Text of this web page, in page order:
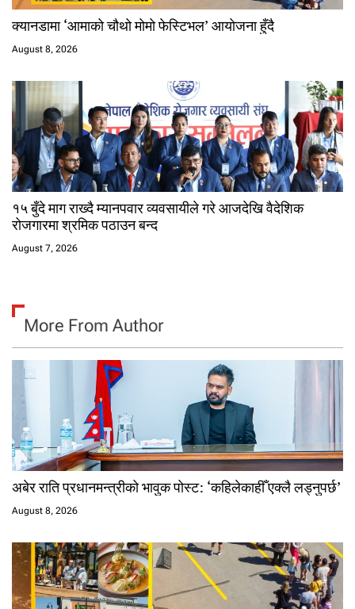
क्यानडामा ‘आमाको चौथो मोमो फेस्टिभल’ आयोजना हुँदै
August 8, 2026
१५ बुँदे माग राख्दै म्यानपवार व्यवसायीले गरे आजदेखि वैदेशिक
रोजगारमा श्रमिक पठाउन बन्द
August 7, 2026
More From Author
अबेर राति प्रधानमन्त्रीको भावुक पोस्ट: ‘कहिलेकाहीँ एक्लै लड्नुपर्छ’
August 8, 2026